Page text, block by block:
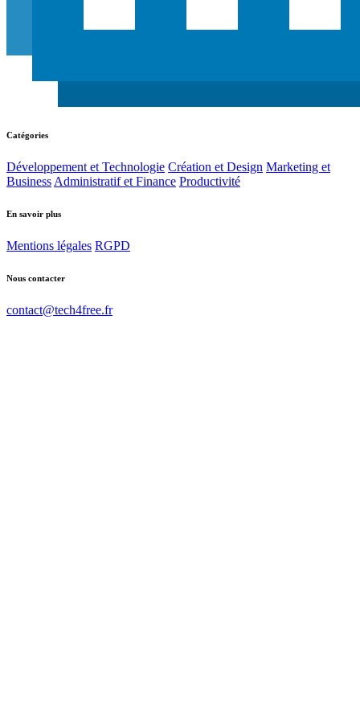
Catégories
Développement et Technologie Création et Design Marketing et
Business Administratif et Finance Productivité
En savoir plus
Mentions légales RGPD
Nous contacter
contact@tech4free.fr